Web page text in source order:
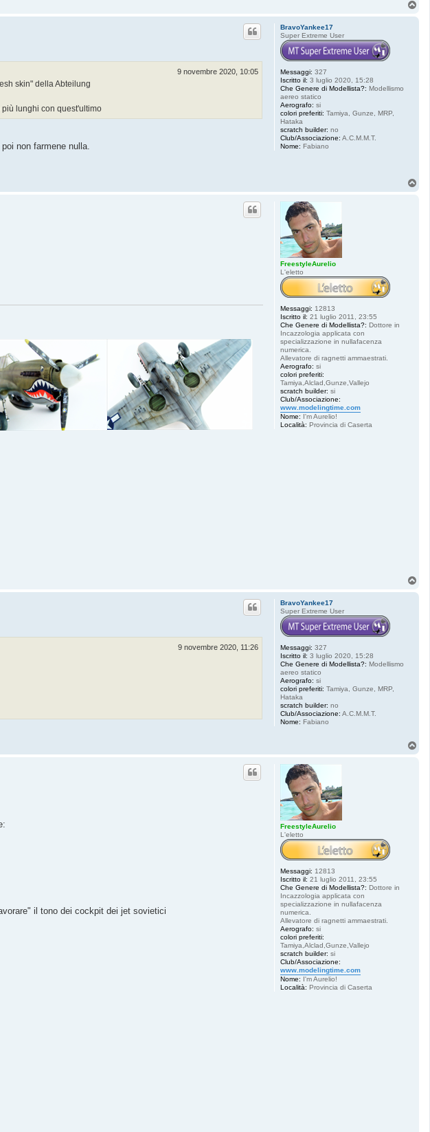
BravoYankee17
Super Extreme User
Messaggi: 327
Iscritto il: 3 luglio 2020, 15:28
Che Genere di Modellista?: Modellismo
aereo statico
Aerografo: si
colori preferiti: Tamiya, Gunze, MRP,
Hataka
scratch builder: no
Club/Associazione: A.C.M.M.T.
Nome: Fabiano
9 novembre 2020, 10:05
skin" della Abteilung
lunghi con quest'ultimo
non farmene nulla.
FreestyleAurelio
L'eletto
Messaggi: 12813
Iscritto il: 21 luglio 2011, 23:55
Che Genere di Modellista?: Dottore in
Incazzologia applicata con
specializzazione in nullafacenza
numerica.
Allevatore di ragnetti ammaestrati.
Aerografo: si
colori preferiti:
Tamiya,Alclad,Gunze,Vallejo
scratch builder: si
Club/Associazione:
www.modelingtime.com
Nome: I'm Aurelio!
Località: Provincia di Caserta
BravoYankee17
Super Extreme User
Messaggi: 327
Iscritto il: 3 luglio 2020, 15:28
Che Genere di Modellista?: Modellismo
aereo statico
Aerografo: si
colori preferiti: Tamiya, Gunze, MRP,
Hataka
scratch builder: no
Club/Associazione: A.C.M.M.T.
Nome: Fabiano
9 novembre 2020, 11:26
FreestyleAurelio
L'eletto
Messaggi: 12813
Iscritto il: 21 luglio 2011, 23:55
Che Genere di Modellista?: Dottore in
Incazzologia applicata con
specializzazione in nullafacenza
numerica.
Allevatore di ragnetti ammaestrati.
Aerografo: si
colori preferiti:
Tamiya,Alclad,Gunze,Vallejo
scratch builder: si
Club/Associazione:
www.modelingtime.com
Nome: I'm Aurelio!
Località: Provincia di Caserta
il tono dei cockpit dei jet sovietici